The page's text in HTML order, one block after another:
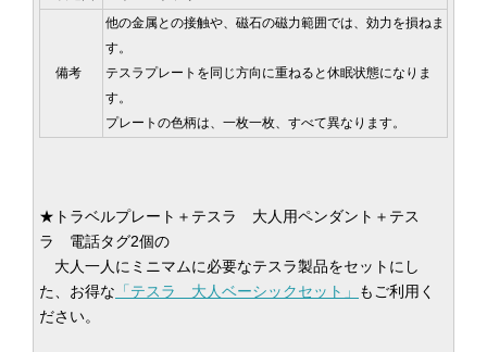
備考
他の金属との接触や、磁石の磁力範囲では、効力を損ねま
す。
テスラプレートを同じ方向に重ねると休眠状態になりま
す。
プレートの色柄は、一枚一枚、すべて異なります。
★トラベルプレート＋テスラ 大人用ペンダント＋テス
ラ 電話タグ2個の
大人一人にミニマムに必要なテスラ製品をセットにし
た、お得な 「テスラ 大人ベーシックセット」
もご利用く
ださい。